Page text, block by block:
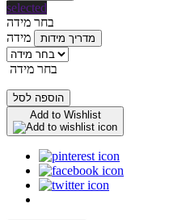
selected
בחר מידה
מידה
מדריך מידות
בחר מידה
הוספה לסל
Add to Wishlist